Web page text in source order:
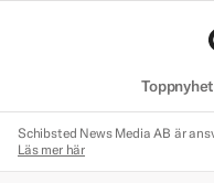
Schibsted News Media AB är
Läs mer här